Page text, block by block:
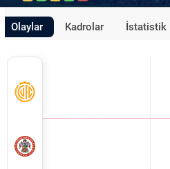
Olaylar Kadrolar İstatistik